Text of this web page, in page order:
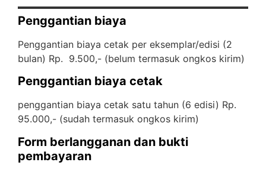
Penggantian biaya
Penggantian biaya cetak per eksemplar/edisi (2
bulan) Rp. 9.500,- (belum termasuk ongkos kirim)
Penggantian biaya cetak
penggantian biaya cetak satu tahun (6 edisi) Rp.
95.000,- (sudah termasuk ongkos kirim)
Form berlangganan dan bukti
pembayaran